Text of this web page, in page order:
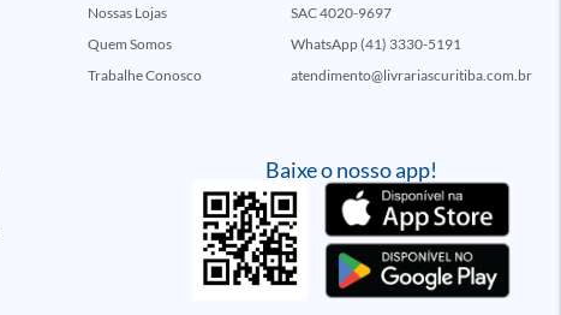
Baixe o nosso app!
Nossas Lojas
Quem Somos
Trabalhe Conosco
SAC 4020-9697
WhatsApp (41) 3330-5191
atendimento@livrariascuritiba.com.br